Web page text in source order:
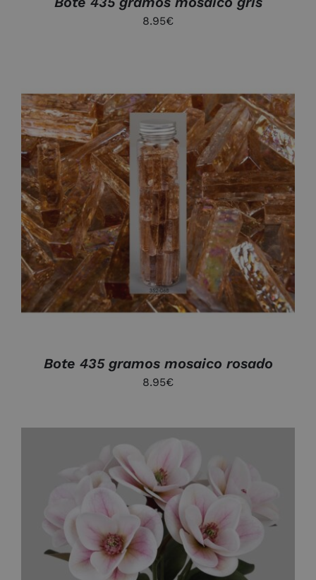
8.95€
AÑADIR AL CARRITO
/
DETALLES
Bote 435 gramos mosaico rosado
8.95€
DETALLES